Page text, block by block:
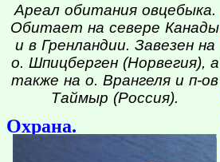
Ареал обитания овцебыка.
Обитает на севере Канады
и в Гренландии. Завезен на
о. Шпицберген (Норвегия), а
также на о. Врангеля и п-ов
Таймыр (Россия).
Охрана.